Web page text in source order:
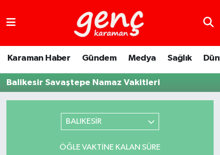
Karaman Haber Gündem Medya Sağlık
Balikesir Savaştepe Namaz Vakitleri
BALIKESİR
ÖĞLE VAKTINE KALAN SÜRE